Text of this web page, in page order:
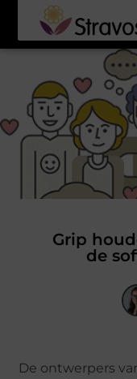
Grip
de
De ontwerpers